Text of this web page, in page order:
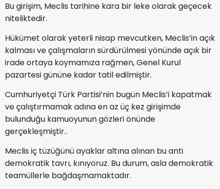
Bu girişim, Meclis tarihine kara bir leke olarak geçecek
niteliktedir.
Hükümet olarak yeterli nisap mevcutken, Meclis’in açık
kalması ve çalışmaların sürdürülmesi yönünde açık bir
irade ortaya koymamıza rağmen, Genel Kurul
pazartesi gününe kadar tatil edilmiştir.
Cumhuriyetçi Türk Partisi’nin bugün Meclis’i kapatmak
ve çalıştırmamak adına en az üç kez girişimde
bulunduğu kamuoyunun gözleri önünde
gerçekleşmiştir..
Meclis iç tüzüğünü ayaklar altına alınan bu anti
demokratik tavrı, kınıyoruz. Bu durum, asla demokratik
teamüllerle bağdaşmamaktadır.